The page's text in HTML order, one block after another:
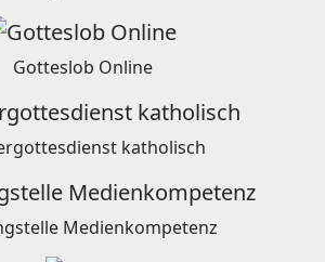
Gotteslob Online
katholisch
Medienkompetenz